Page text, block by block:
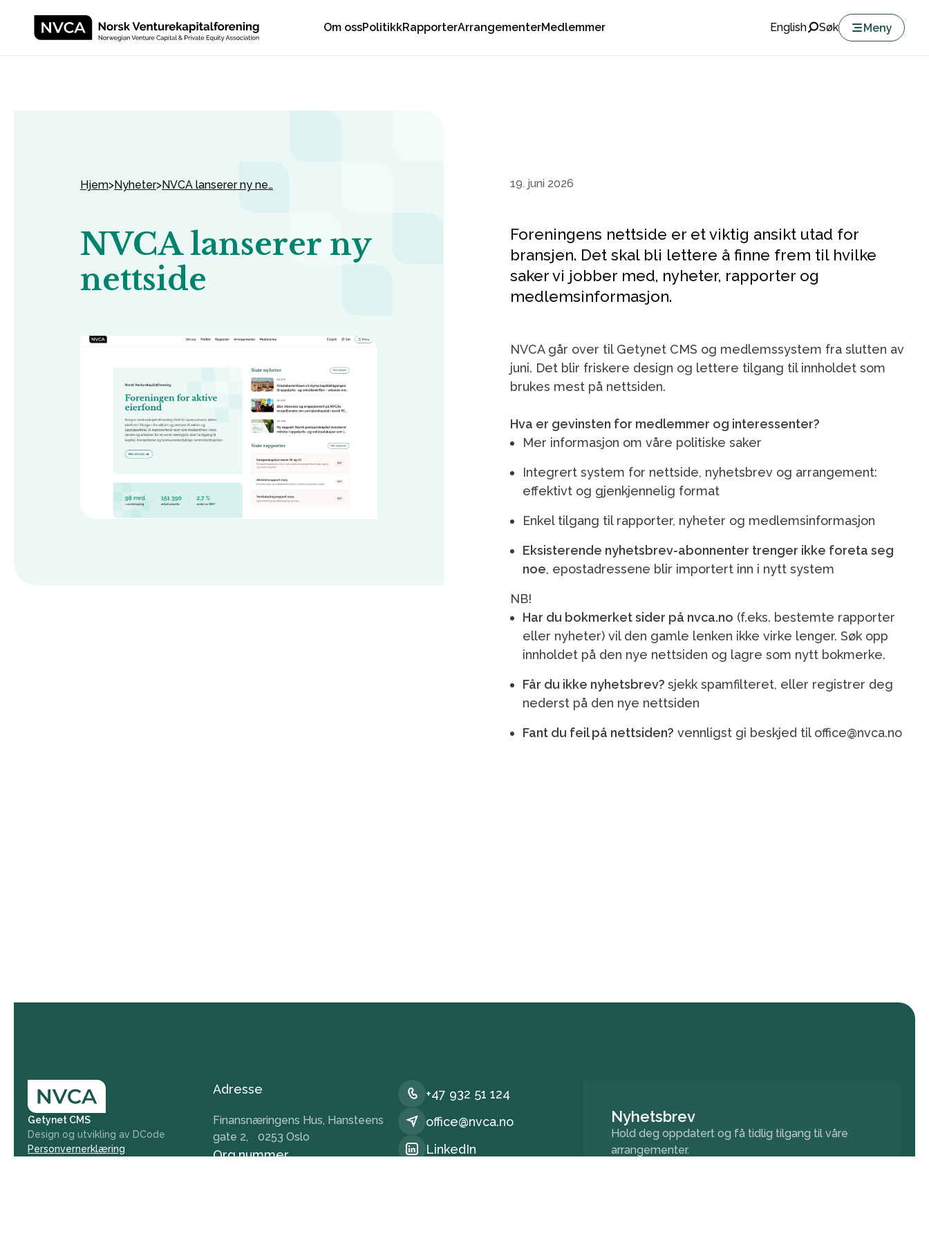
Om ossPolitikkRapporterArrangementerMedlemmer English Søk Meny
Hjem>Nyheter>NVCA lanserer ny ne…
NVCA lanserer ny
nettside
19. juni 2026
Foreningens nettside er et viktig ansikt utad for
bransjen. Det skal bli lettere å finne frem til hvilke
saker vi jobber med, nyheter, rapporter og
medlemsinformasjon.
NVCA går over til Getynet CMS og medlemssystem fra slutten av
juni. Det blir friskere design og lettere tilgang til innholdet som
brukes mest på nettsiden.
Hva er gevinsten for medlemmer og interessenter?
Mer informasjon om våre politiske saker
Integrert system for nettside, nyhetsbrev og arrangement:
effektivt og gjenkjennelig format
Enkel tilgang til rapporter, nyheter og medlemsinformasjon
Eksisterende nyhetsbrev-abonnenter trenger ikke foreta seg
noe, epostadressene blir importert inn i nytt system
NB!
Har du bokmerket sider på nvca.no (f.eks. bestemte rapporter
eller nyheter) vil den gamle lenken ikke virke lenger. Søk opp
innholdet på den nye nettsiden og lagre som nytt bokmerke.
Får du ikke nyhetsbrev? sjekk spamfilteret, eller registrer deg
nederst på den nye nettsiden
Fant du feil på nettsiden? vennligst gi beskjed til office@nvca.no
Getynet CMS
Design og utvikling av DCode
Personvernerklæring
Adresse
Finansnæringens Hus, Hansteens
gate 2, 0253 Oslo
Org.nummer
+47 932 51 124
office@nvca.no
LinkedIn
Nyhetsbrev
Hold deg oppdatert og få tidlig tilgang til våre
arrangementer.